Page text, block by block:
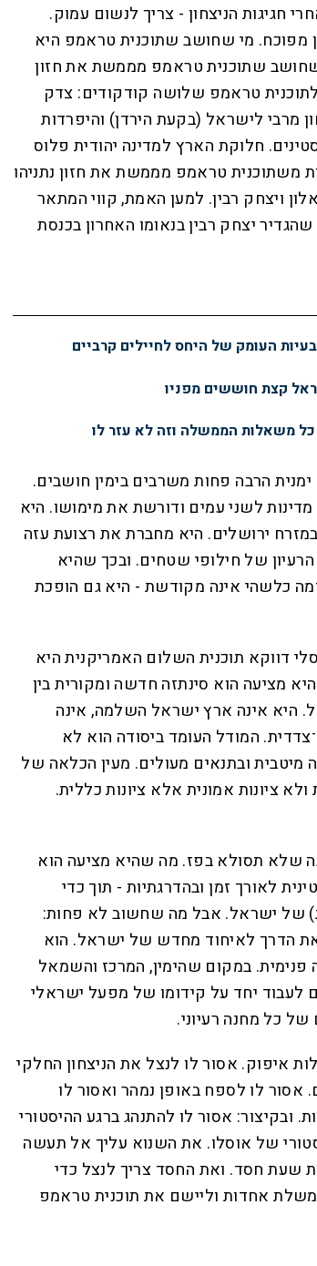
חגיגות הניצחון - צריך לנשום עמוק.
מפוכח. מי שחושב שתוכנית טראמפ היא
שחושב שתוכנית טראמפ מממשת את חזון
טראמפ שלושה קודקודים: צדק
מרבי לישראל (בקעת הירדן) והיפרדות
חלוקת הארץ למדינה יהודית פלוס
משתוכנית טראמפ מממשת את חזון נתניהו
ויצחק רבין. למען האמת, קווי המתאר
יצחק רבין בנאומו האחרון בכנסת
העומק של היחס לחיילים קרביים
קצת חוששים מפניו
משאלות הממשלה וזה לא עזר לו
הרבה פחות משרבים בימין חושבים.
לשני עמים ודורשת את מימושו. היא
ירושלים. היא מחברת את רצועת עזה
של חילופי שטחים. ובכך שהיא
כלשהי אינה מקודשת - היא גם הופכת
דווקא תוכנית השלום האמריקנית היא
מציעה הוא סינתזה חדשה ומקורית בין
היא אינה ארץ ישראל השלמה, אינה
המודל העומד ביסודה הוא לא
ובתנאים מעולים. מעין הכלאה של
ולא ציונות אמונית אלא ציונות כללית.
שלא תסולא בפז. מה שהיא מציעה הוא
לאורך זמן ובהדרגתיות - תוך כדי
של ישראל. אבל מה שחשוב לא פחות:
הדרך לאיחוד מחדש של ישראל. הוא
פנימית. במקום שהימין, המרכז והשמאל
לעבוד יחד על קידומו של מפעל ישראלי
כל מחנה רעיוני.
איפוק. אסור לו לנצל את הניצחון החלקי
אסור לו לספח באופן נמהר ואסור לו
ובקיצור: אסור לו להתנהג ברגע ההיסטורי
של אוסלו. את השנוא עליך אל תעשה
שעת חסד. ואת החסד צריך לנצל כדי
אחדות וליישם את תוכנית טראמפ